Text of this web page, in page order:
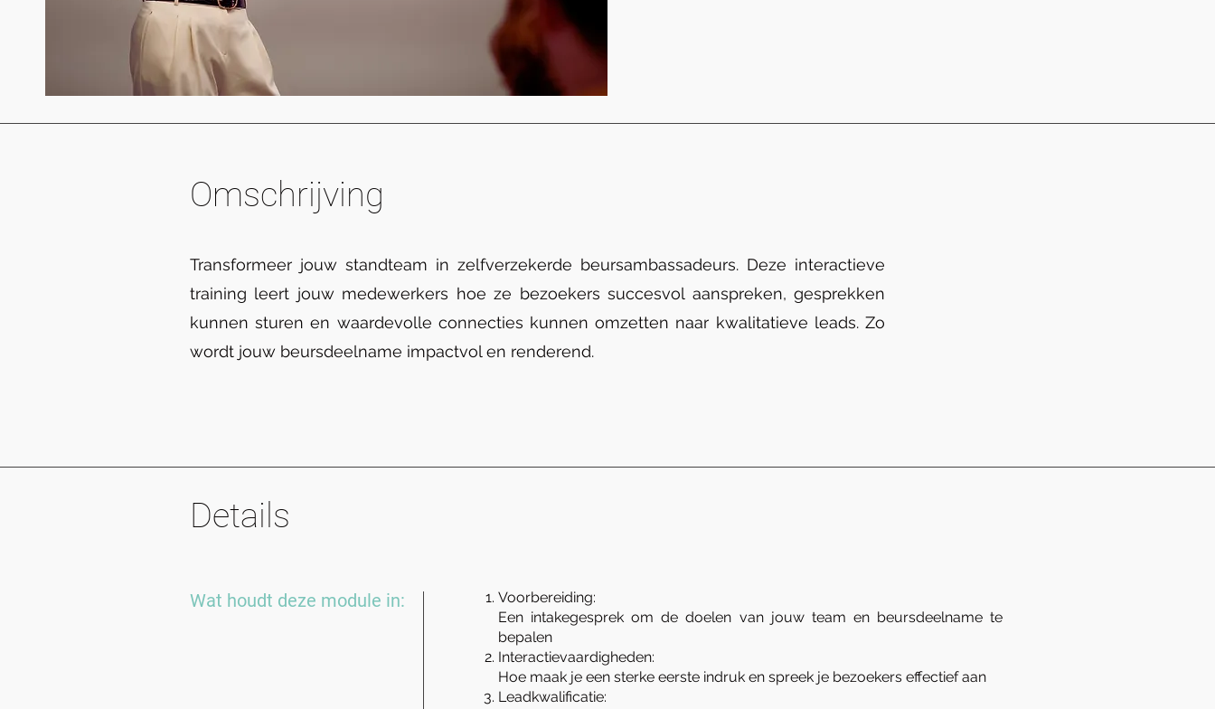
Omschrijving
Transformeer jouw standteam in zelfverzekerde beursambassadeurs. Deze interactieve
training leert jouw medewerkers hoe ze bezoekers succesvol aanspreken, gesprekken
kunnen sturen en waardevolle connecties kunnen omzetten naar kwalitatieve leads. Zo
wordt jouw beursdeelname impactvol en renderend.
Details
Wat houdt deze module in:
Voorbereiding:
Een intakegesprek om de doelen van jouw team en beursdeelname te
bepalen
Interactievaardigheden:
Hoe maak je een sterke eerste indruk en spreek je bezoekers effectief aan
Leadkwalificatie: